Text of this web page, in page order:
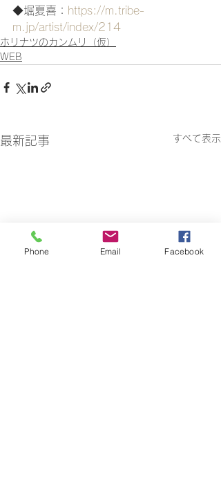
◆堀夏喜： https://m.tribe-
m.jp/artist/index/214
ホリナツのカンムリ（仮）
WEB
最新記事 すべて表示
Phone Email Facebook